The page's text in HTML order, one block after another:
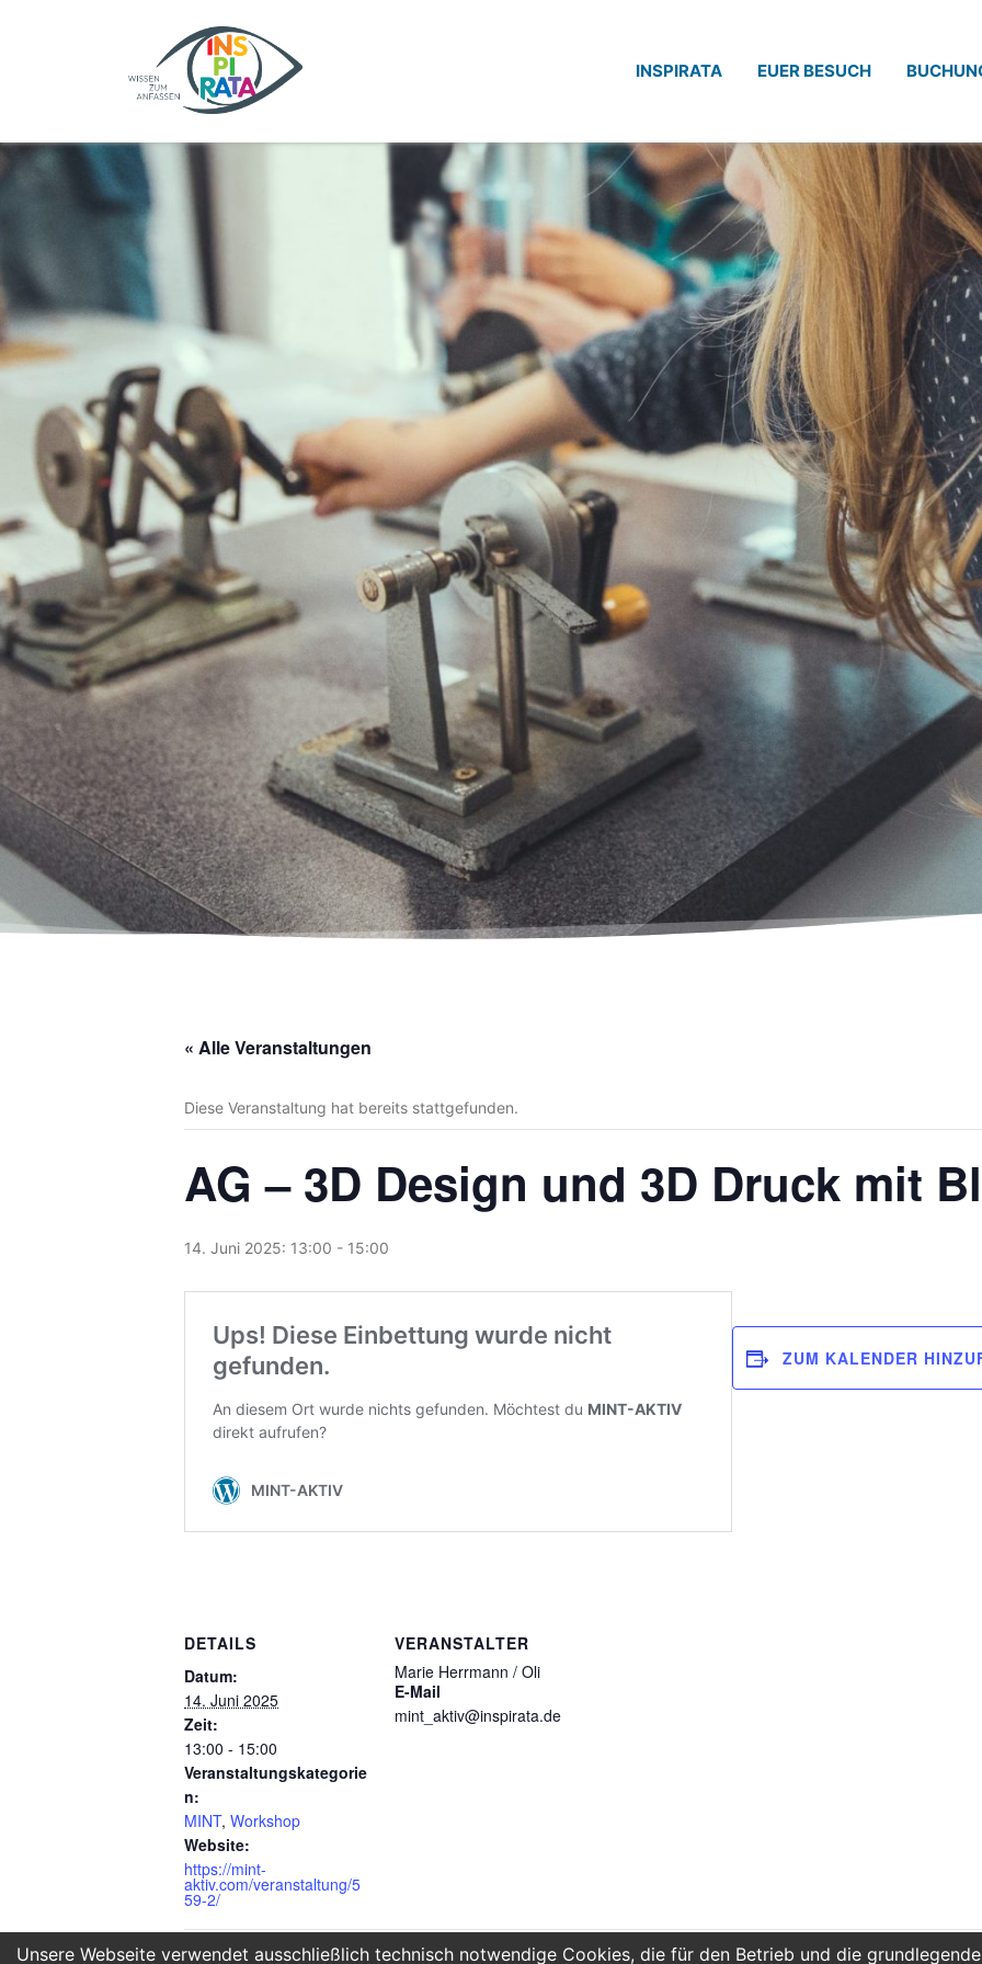
INSPIRATA EUER BESUCH
« Alle Veranstaltungen
Diese Veranstaltung hat bereits stattgefunden.
AG – 3D Design und 3D Druck mit
14. Juni 2025: 13:00 - 15:00
ZUM KALENDER
DETAILS
Datum:
14. Juni 2025
Zeit:
13:00 - 15:00
Veranstaltungskategorie
n:
MINT, Workshop
Website:
https://mint-
aktiv.com/veranstaltung/5
59-2/
VERANSTALTER
Marie Herrmann / Oli
E-Mail
mint_aktiv@inspirata.de
Unsere Webseite verwendet ausschließlich technisch notwendige Cookies, die für den Betrieb und die